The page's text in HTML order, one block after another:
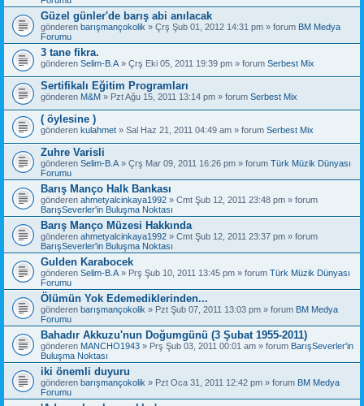
Güzel günler'de barış abi anılacak
gönderen barışmançokolik » Çrş Şub 01, 2012 14:31 pm » forum BM Medya
Forumu
3 tane fikra.
gönderen Selim-B.A » Çrş Eki 05, 2011 19:39 pm » forum Serbest Mix
Sertifikalı Eğitim Programları
gönderen M&M » Pzt Ağu 15, 2011 13:14 pm » forum Serbest Mix
( öylesine )
gönderen kulahmet » Sal Haz 21, 2011 04:49 am » forum Serbest Mix
Zuhre Varisli
gönderen Selim-B.A » Çrş Mar 09, 2011 16:26 pm » forum Türk Müzik Dünyası
Forumu
Barış Manço Halk Bankası
gönderen ahmetyalcinkaya1992 » Cmt Şub 12, 2011 23:48 pm » forum
BarışSeverler'in Buluşma Noktası
Barış Manço Müzesi Hakkında
gönderen ahmetyalcinkaya1992 » Cmt Şub 12, 2011 23:37 pm » forum
BarışSeverler'in Buluşma Noktası
Gulden Karabocek
gönderen Selim-B.A » Prş Şub 10, 2011 13:45 pm » forum Türk Müzik Dünyası
Forumu
Ölümün Yok Edemediklerinden...
gönderen barışmançokolik » Pzt Şub 07, 2011 13:03 pm » forum BM Medya
Forumu
Bahadır Akkuzu'nun Doğumgünü (3 Şubat 1955-2011)
gönderen MANCHO1943 » Prş Şub 03, 2011 00:01 am » forum BarışSeverler'in
Buluşma Noktası
iki önemli duyuru
gönderen barışmançokolik » Pzt Oca 31, 2011 12:42 pm » forum BM Medya
Forumu